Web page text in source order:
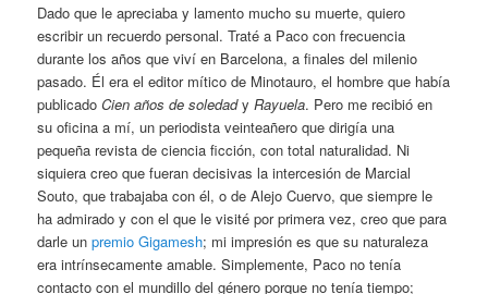
Dado que le apreciaba y lamento mucho su muerte, quiero
escribir un recuerdo personal. Traté a Paco con frecuencia
durante los años que viví en Barcelona, a finales del milenio
pasado. Él era el editor mítico de Minotauro, el hombre que había
publicadoCien años de soledadyRayuela. Pero me recibió en
su oficina a mí, un periodista veinteañero que dirigía una
pequeña revista de ciencia ficción, con total naturalidad. Ni
siquiera creo que fueran decisivas la intercesión de Marcial
Souto, que trabajaba con él, o de Alejo Cuervo, que siempre le
ha admirado y con el que le visité por primera vez, creo que para
darle unpremio Gigamesh; mi impresión es que su naturaleza
era intrínsecamente amable. Simplemente, Paco no tenía
contacto con el mundillo del género porque no tenía tiempo;